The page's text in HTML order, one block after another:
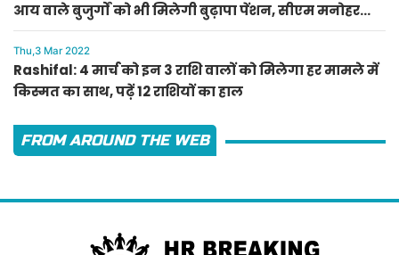
आय वाले बुजुर्गों को भी मिलेगी बुढ़ापा पेंशन, सीएम मनोहर
लाल का ऐलान
Thu,3 Mar 2022
Rashifal: 4 मार्च को इन 3 राशि वालों को मिलेगा हर मामले में
किस्मत का साथ, पढ़ें 12 राशियों का हाल
FROM AROUND THE WEB